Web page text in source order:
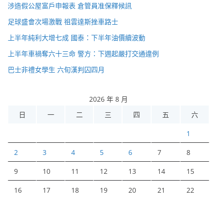
涉造假公屋富戶申報表 倉管員准保釋候訊
足球盛會次場激戰 祖雲達斯挫車路士
上半年純利大增七成 國泰：下半年油價續波動
上半年車禍奪六十三命 警方：下週起嚴打交通違例
巴士非禮女學生 六旬漢判囚四月
2026 年 8 月
日
一 二 三 四 五 六
1
2 3 4 5 6 7 8
9 10 11 12 13 14 15
16 17 18 19 20 21 22